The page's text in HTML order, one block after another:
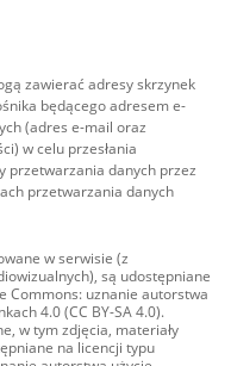
zawierać adresy skrzynek
będącego adresem e-
(adres e-mail oraz
w celu przesłania
przetwarzania danych przez
przetwarzania danych
w serwisie (z
są udostępniane
Commons: uznanie autorstwa
4.0 (CC BY-SA 4.0).
w tym zdjęcia, materiały
na licencji typu